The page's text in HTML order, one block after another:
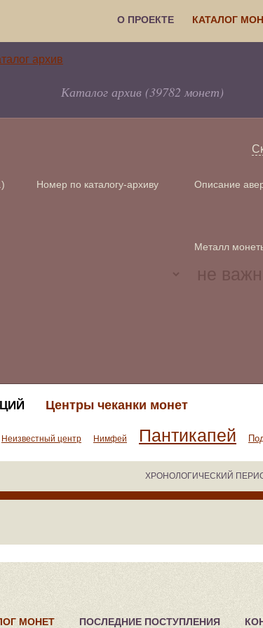
О ПРОЕКТЕ КАТАЛОГ
Каталог архив (39782 монет)
Номер по каталогу-архиву Описание
Металл
Центры чеканки монет
Неизвестный центр Нимфей Пантикапей
ХРОНОЛОГИЧЕСКИЙ
МОНЕТ ПОСЛЕДНИЕ ПОСТУПЛЕНИЯ